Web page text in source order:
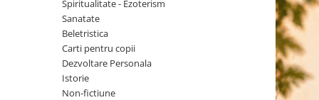
Dezvoltare Spirituala
KidConnection
Minte Corp
New Illuminati Files
Spiritualitate - Ezoterism
Sanatate
Beletristica
Carti pentru copii
Dezvoltare Personala
Istorie
Non-fictiune